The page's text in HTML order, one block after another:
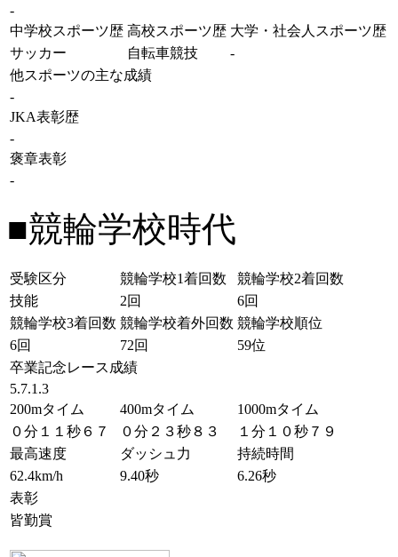
-
中学校スポーツ歴 高校スポーツ歴 大学・社会人スポーツ歴
サッカー
自転車競技
-
他スポーツの主な成績
-
JKA表彰歴
-
褒章表彰
-
■競輪学校時代
受験区分 競輪学校1着回数
競輪学校2着回数
技能
2回
6回
競輪学校3着回数 競輪学校着外回数 競輪学校順位
6回
72回
59位
卒業記念レース成績
5.7.1.3
200mタイム
400mタイム
1000mタイム
０分１１秒６７
０分２３秒８３
１分１０秒７９
最高速度
ダッシュ力
持続時間
62.4km/h
9.40秒
6.26秒
表彰
皆勤賞